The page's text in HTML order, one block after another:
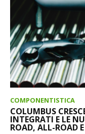
COMPONENTISTICA
COLUMBUS
INTEGRATI E LE
ROAD, ALL-ROAD